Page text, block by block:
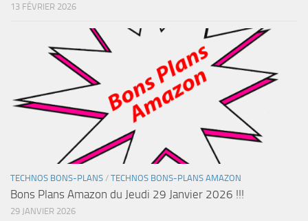
13 FÉVRIER 2026
TECHNOS BONS-PLANS / TECHNOS BONS-PLANS AMAZON
Bons Plans Amazon du Jeudi 29 Janvier 2026 !!!
29 JANVIER 2026